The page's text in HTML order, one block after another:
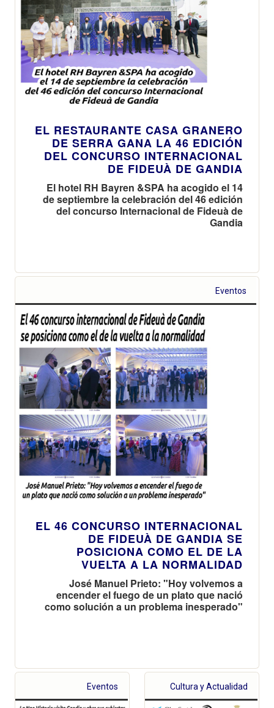
EL RESTAURANTE CASA GRANERO
DE SERRA GANA LA 46 EDICIÓN
DEL CONCURSO INTERNACIONAL
DE FIDEUÀ DE GANDIA
El hotel RH Bayren &SPA ha acogido el 14
de septiembre la celebración del 46 edición
del concurso Internacional de Fideuà de
Gandia
Eventos
EL 46 CONCURSO INTERNACIONAL
DE FIDEUÀ DE GANDIA SE
POSICIONA COMO EL DE LA
VUELTA A LA NORMALIDAD
José Manuel Prieto: "Hoy volvemos a
encender el fuego de un plato que nació
como solución a un problema inesperado"
Eventos Cultura y Actualidad